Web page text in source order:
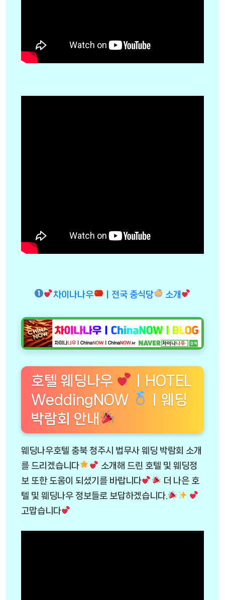
차이나나우 ㅣ전국 중식당 소개
호텔 웨딩나우
ㅣHOTEL
WeddingNOW
ㅣ웨딩
박람회 안내
웨딩나우호텔 충북 청주시 법무사 웨딩 박람회 소개
를 드리겠습니다
소개해 드린 호텔 및 웨딩정
보 또한 도움이 되셨기를 바랍니다
더 나은 호
텔 및 웨딩나우 정보들로 보답하겠습니다.
고맙습니다